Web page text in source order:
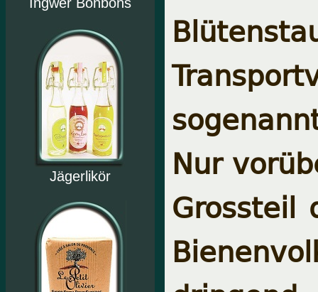
Ingwer Bonbons
Jägerlikör
Nur
Grossteil